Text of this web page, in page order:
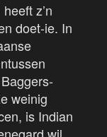
z’n
doet-ie. In
weinig
is Indian